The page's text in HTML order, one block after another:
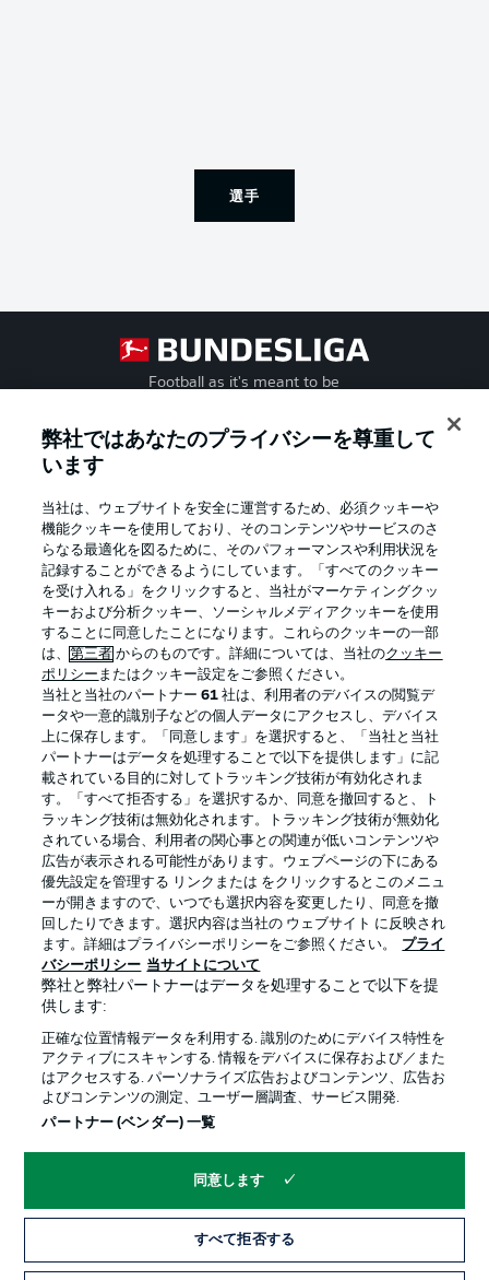
選手
Football as it's meant to be
Official Partners
プライバシー・ポリシー 優先設定を管理する
利用条件 放送局
求人 選手
当サイトについて
© 2026 Bundesliga-Gruppe GmbH
言語をお選びください
Display Mode
弊社ではあなたのプライバシーを尊重して
います
当社は、ウェブサイトを安全に運営するため、必須クッキーや
機能クッキーを使用しており、そのコンテンツやサービスのさ
らなる最適化を図るために、そのパフォーマンスや利用状況を
記録することができるようにしています。「すべてのクッキー
を受け入れる」をクリックすると、当社がマーケティングクッ
キーおよび分析クッキー、ソーシャルメディアクッキーを使用
することに同意したことになります。これらのクッキーの一部
は、第三者 からのものです。詳細については、当社のクッキー
ポリシー またはクッキー設定をご参照ください。
当社と当社のパートナー61 社は、利用者のデバイスの閲覧デ
ータや一意的識別子などの個人データにアクセスし、デバイス
上に保存します。「同意します」を選択すると、「当社と当社
パートナーはデータを処理することで以下を提供します」に記
載されている目的に対してトラッキング技術が有効化されま
す。「すべて拒否する」を選択するか、同意を撤回すると、ト
ラッキング技術は無効化されます。トラッキング技術が無効化
されている場合、利用者の関心事との関連が低いコンテンツや
広告が表示される可能性があります。ウェブページの下にある
優先設定を管理する リンクまたは をクリックするとこのメニュ
ーが開きますので、いつでも選択内容を変更したり、同意を撤
回したりできます。選択内容は当社の ウェブサイト に反映され
ます。詳細はプライバシーポリシーをご参照ください。
プライ
バシーポリシー 当サイトについて
弊社と弊社パートナーはデータを処理することで以下を提
供します:
正確な位置情報データを利用する. 識別のためにデバイス特性を
アクティブにスキャンする. 情報をデバイスに保存および／また
はアクセスする. パーソナライズ広告およびコンテンツ、広告お
よびコンテンツの測定、ユーザー層調査、サービス開発.
パートナー (ベンダー) 一覧
同意します
すべて拒否する